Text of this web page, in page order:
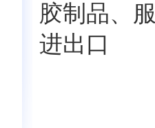
胶制品、
进出口